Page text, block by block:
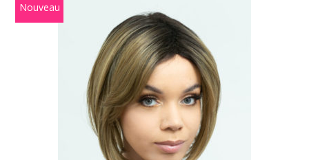
Nouveau